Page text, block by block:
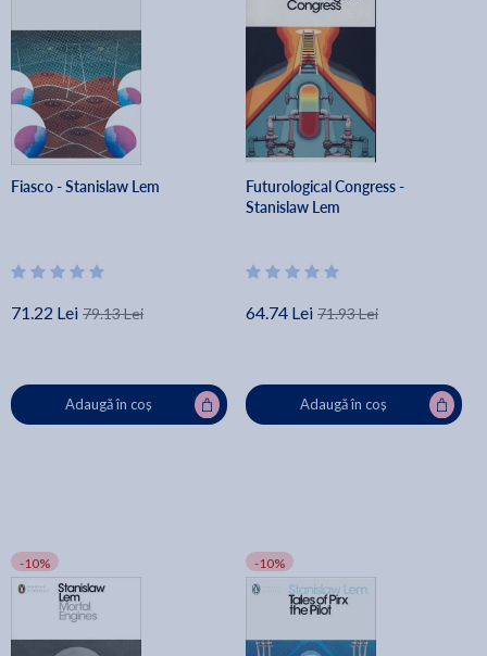
Fiasco - Stanislaw Lem
71.22 Lei 79.13 Lei
Adaugă în coș
Futurological Congress -
Stanislaw Lem
64.74 Lei 71.93 Lei
Adaugă în coș
-10% -10%